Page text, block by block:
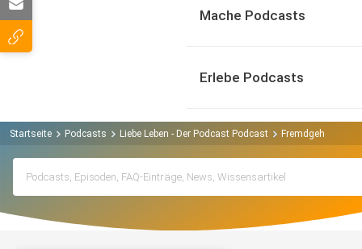
Mache Podcasts
Erlebe Podcasts
Startseite Podcasts Liebe Leben - Der Podcast Podcast Fremdgehen